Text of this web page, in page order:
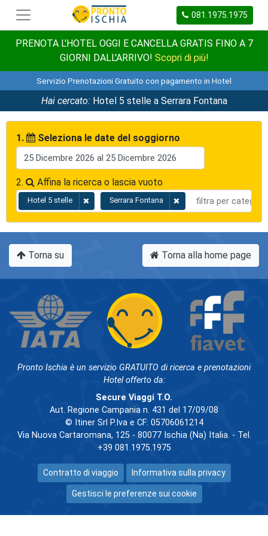
081.1975.1975
PRENOTA L'HOTEL OGGI E CANCELLA GRATIS FINO A 7
GIORNI DALL'ARRIVO! Scopri di più!
Servizio Prenotazioni Gratuito con pagamento in Hotel
Hai cercato:Hotel 5 stelle a Serrara Fontana
1. Seleziona le date del soggiorno
2. Affina la ricerca o lascia vuoto
Hotel 5 stelle Serrara Fontana
Torna su Torna alla home page
Pronto Ischia è un servizio GRATUITO di ricerca e prenotazioni
Hotel offerto da:
Secure Viaggi T.O.
Aut. Regione Campania n. 431 del 17/09/08
© Itiner Srl P.Iva e CF: 05706061214
Via Nuova Cartaromana, 125 - 80077 Ischia (Na) Italia. - Tel.
+39 081.1975.1975
Contratto di viaggio Informativa sulla privacy
Gestisci le preferenze sui cookie